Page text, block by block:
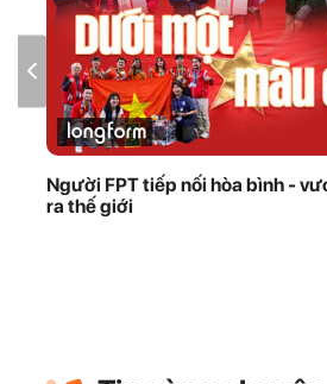
Người FPT tiếp nối hòa bình -
ra thế giới